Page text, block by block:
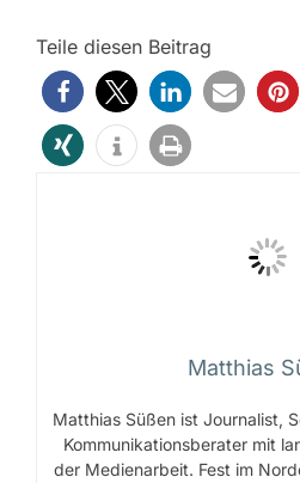
Teile diesen Beitrag
Matthias
Matthias Süßen ist Journalist,
Kommunikationsberater mit
der Medienarbeit. Fest im